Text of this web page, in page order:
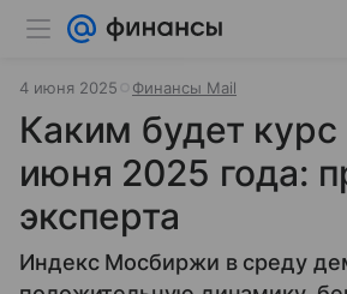
4 июня 2025 Финансы Mail
Каким будет курс
июня 2025 года:
эксперта
Индекс Мосбиржи в среду